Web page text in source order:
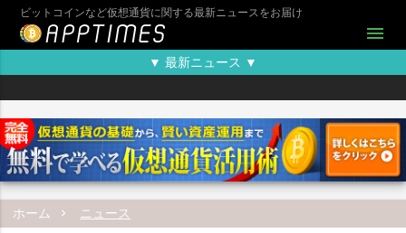
ビットコインなど仮想通貨に関する最新ニュースをお届け
menu
▼ 最新ニュース ▼
ホーム ニュース